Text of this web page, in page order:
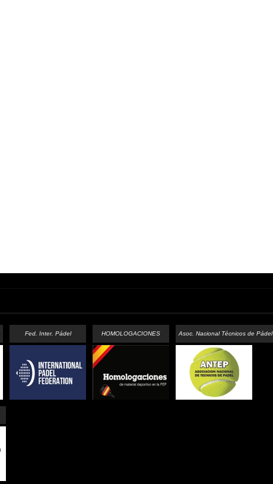
Fed. Inter. Pádel HOMOLOGACIONES Asoc. Nacional Técnicos de Pádel